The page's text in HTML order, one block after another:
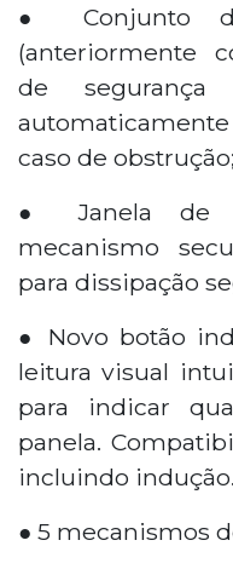
● Conjunto
(anteriormente
de
caso de obstrução;
● Janela de
mecanismo
para dissipação
● Novo botão
leitura visual
para indicar
panela.
incluindo
● 5 mecanismos